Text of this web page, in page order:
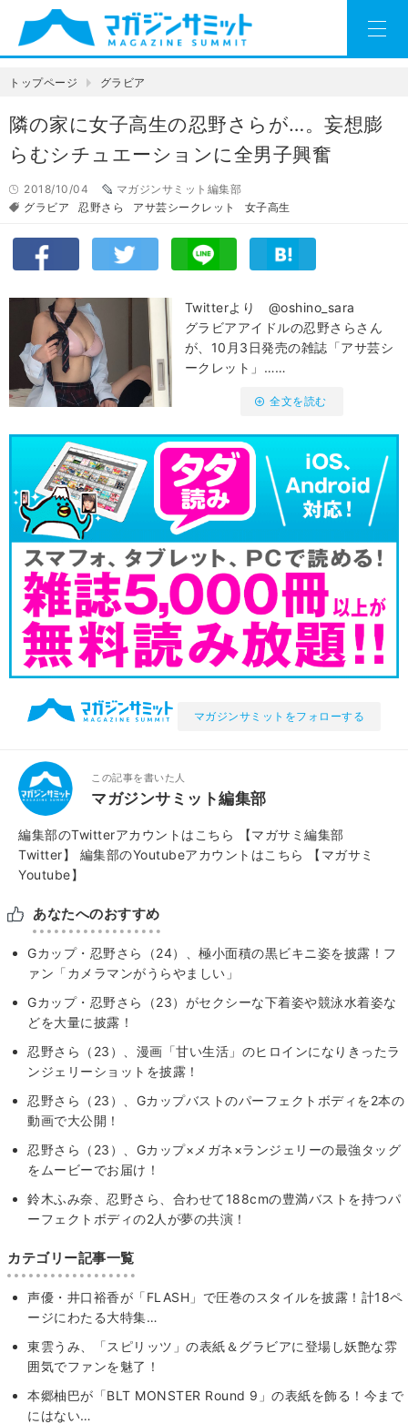
トップページ グラビア
隣の家に女子高生の忍野さらが…。妄想膨
らむシチュエーションに全男子興奮
2018/10/04
マガジンサミット編集部
グラビア
忍野さら アサ芸シークレット 女子高生
Twitterより @oshino_sara
グラビアアイドルの忍野さらさん
が、10月3日発売の雑誌「アサ芸シ
ークレット」……
全文を読む
マガジンサミットをフォローする
この記事を書いた人
マガジンサミット編集部
編集部のTwitterアカウントはこちら
【マガサミ編集部
Twitter】
編集部のYoutubeアカウントはこちら
【マガサミ
Youtube】
あなたへのおすすめ
Gカップ・忍野さら（24）、極小面積の黒ビキニ姿を披露！フ
ァン「カメラマンがうらやましい」
Gカップ・忍野さら（23）がセクシーな下着姿や競泳水着姿な
どを大量に披露！
忍野さら（23）、漫画「甘い生活」のヒロインになりきったラ
ンジェリーショットを披露！
忍野さら（23）、Gカップバストのパーフェクトボディを2本の
動画で大公開！
忍野さら（23）、Gカップ×メガネ×ランジェリーの最強タッグ
をムービーでお届け！
鈴木ふみ奈、忍野さら、合わせて188cmの豊満バストを持つパ
ーフェクトボディの2人が夢の共演！
カテゴリー記事一覧
声優・井口裕香が「FLASH」で圧巻のスタイルを披露！計18ペ
ージにわたる大特集…
東雲うみ、「スピリッツ」の表紙＆グラビアに登場し妖艶な雰
囲気でファンを魅了！
本郷柚巴が「BLT MONSTER Round 9」の表紙を飾る！今まで
にはない…